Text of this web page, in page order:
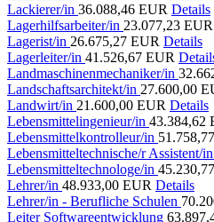
Lackierer/in 36.088,46 EUR Details
Lagerhilfsarbeiter/in 23.077,23 EUR
Lagerist/in 26.675,27 EUR Details
Lagerleiter/in 41.526,67 EUR
Landmaschinenmechaniker/in
Landschaftsarchitekt/in 27.600,00
Landwirt/in 21.600,00 EUR Details
Lebensmittelingenieur/in 43.384,62
Lebensmittelkontrolleur/in
Lebensmitteltechnische/r Assistent/in
Lebensmitteltechnologe/in
Lehrer/in 48.933,00 EUR Details
Lehrer/in - Berufliche Schulen
Leiter Softwareentwicklung